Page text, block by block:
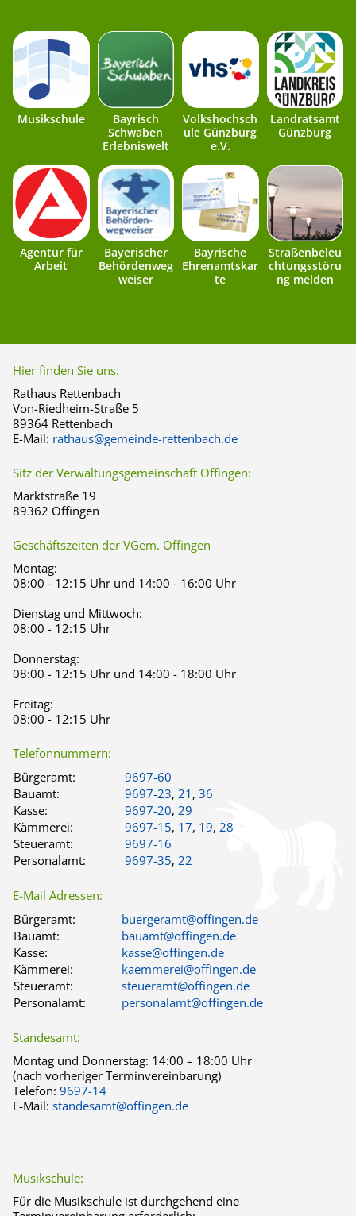
Musikschule
Bayrisch
Schwaben
Erlebniswelt
Volkshochsch
ule Günzburg
e.V.
Landratsamt
Günzburg
Agentur für
Arbeit
Bayerischer
Behördenweg
weiser
Bayrische
Ehrenamtskar
te
Straßenbeleu
chtungsstöru
ng melden
Hier finden Sie uns:
Rathaus Rettenbach
Von-Riedheim-Straße 5
89364 Rettenbach
E-Mail: rathaus@gemeinde-rettenbach.de
Sitz der Verwaltungsgemeinschaft Offingen:
Marktstraße 19
89362 Offingen
Geschäftszeiten der VGem. Offingen
Montag:
08:00 - 12:15 Uhr und 14:00 - 16:00 Uhr
Dienstag und Mittwoch:
08:00 - 12:15 Uhr
Donnerstag:
08:00 - 12:15 Uhr und 14:00 - 18:00 Uhr
Freitag:
08:00 - 12:15 Uhr
Telefonnummern:
Bürgeramt:
9697-60
Bauamt:
9697-23, 21 , 36
Kasse:
9697-20, 29
Kämmerei:
9697-15, 17, 19, 28
Steueramt:
9697-16
Personalamt:
9697-35, 22
E-Mail Adressen:
Bürgeramt:
buergeramt@offingen.de
Bauamt:
bauamt@offingen.de
Kasse:
kasse@offingen.de
Kämmerei:
kaemmerei@offingen.de
Steueramt:
steueramt@offingen.de
Personalamt:
personalamt@offingen.de
Standesamt:
Montag und Donnerstag: 14:00 – 18:00 Uhr
(nach vorheriger Terminvereinbarung)
Telefon: 9697-14
E-Mail: standesamt@offingen.de
Musikschule:
Für die Musikschule ist durchgehend eine